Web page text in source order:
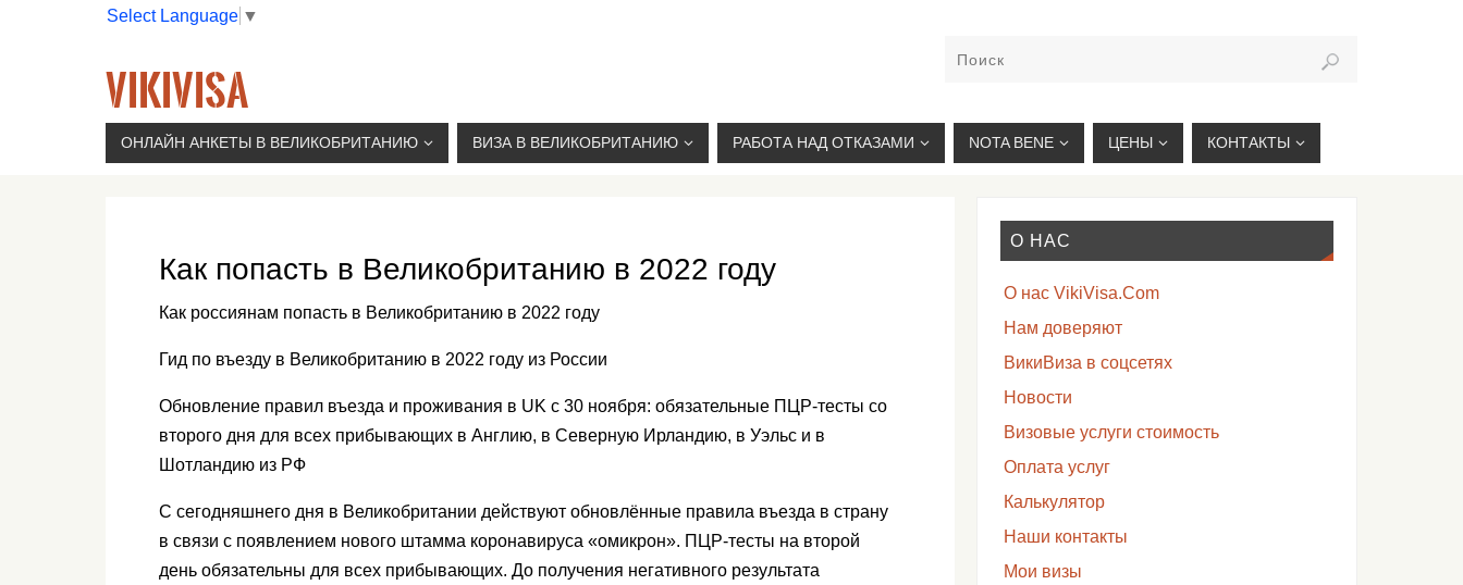
Select Language ▼
VIKIVISA
Г. МОСКВА, 2-Й СЫРОМЯТНИЧЕСКИЙ ПЕР., 11, М. КУРСКАЯ, +7(926)734-03-33, +7(926)274-03-33, VISA@VIKIVISA.RU
ОНЛАЙН АНКЕТЫ В ВЕЛИКОБРИТАНИЮ ВИЗА В ВЕЛИКОБРИТАНИЮ РАБОТА НАД ОТКАЗАМИ NOTA BENE ЦЕНЫ КОНТАКТЫ
Как попасть в Великобританию в 2022 году
Как россиянам попасть в Великобританию в 2022 году
Гид по въезду в Великобританию в 2022 году из России
Обновление правил въезда и проживания в UK с 30 ноября: обязательные ПЦР-тесты со
второго дня для всех прибывающих в Англию, в Северную Ирландию, в Уэльс и в
Шотландию из РФ
С сегодняшнего дня в Великобритании действуют обновлённые правила въезда в страну
в связи с появлением нового штамма коронавируса «омикрон». ПЦР-тесты на второй
день обязательны для всех прибывающих. До получения негативного результата
О НАС
О нас VikiVisa.Com
Нам доверяют
ВикиВиза в соцсетях
Новости
Визовые услуги стоимость
Оплата услуг
Калькулятор
Наши контакты
Мои визы